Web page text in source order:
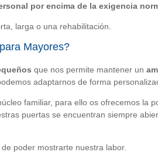
por encima de la exigencia
larga o una rehabilitación.
Mayores?
que nos permite mantener un
adaptarnos de forma
familiar, para ello os ofrecemos la
puertas se encuentran siempre
poder mostrarte nuestra labor.